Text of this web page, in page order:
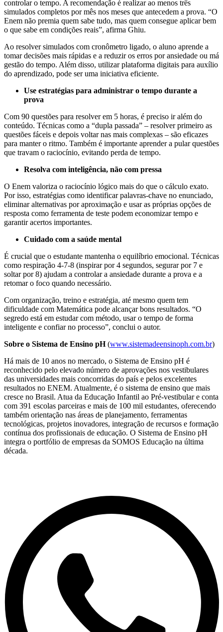
controlar o tempo. A recomendação é realizar ao menos três
simulados completos por mês nos meses que antecedem a prova. “O
Enem não premia quem sabe tudo, mas quem consegue aplicar bem
o que sabe em condições reais”, afirma Ghiu.
Ao resolver simulados com cronômetro ligado, o aluno aprende a
tomar decisões mais rápidas e a reduzir os erros por ansiedade ou má
gestão do tempo. Além disso, utilizar plataforma digitais para auxílio
do aprendizado, pode ser uma iniciativa eficiente.
Use estratégias para administrar o tempo durante a
prova
Com 90 questões para resolver em 5 horas, é preciso ir além do
conteúdo. Técnicas como a “dupla passada” – resolver primeiro as
questões fáceis e depois voltar nas mais complexas – são eficazes
para manter o ritmo. Também é importante aprender a pular questões
que travam o raciocínio, evitando perda de tempo.
Resolva com inteligência, não com pressa
O Enem valoriza o raciocínio lógico mais do que o cálculo exato.
Por isso, estratégias como identificar palavras-chave no enunciado,
eliminar alternativas por aproximação e usar as próprias opções de
resposta como ferramenta de teste podem economizar tempo e
garantir acertos importantes.
Cuidado com a saúde mental
É crucial que o estudante mantenha o equilíbrio emocional. Técnicas
como respiração 4-7-8 (inspirar por 4 segundos, segurar por 7 e
soltar por 8) ajudam a controlar a ansiedade durante a prova e a
retomar o foco quando necessário.
Com organização, treino e estratégia, até mesmo quem tem
dificuldade com Matemática pode alcançar bons resultados. “O
segredo está em estudar com método, usar o tempo de forma
inteligente e confiar no processo”, conclui o autor.
Sobre o Sistema de Ensino pH(www.sistemadeensinoph.com.br)
Há mais de 10 anos no mercado, o Sistema de Ensino pH é
reconhecido pelo elevado número de aprovações nos vestibulares
das universidades mais concorridas do país e pelos excelentes
resultados no ENEM. Atualmente, é o sistema de ensino que mais
cresce no Brasil. Atua da Educação Infantil ao Pré-vestibular e conta
com 391 escolas parceiras e mais de 100 mil estudantes, oferecendo
também orientação nas áreas de planejamento, ferramentas
tecnológicas, projetos inovadores, integração de recursos e formação
contínua dos profissionais de educação. O Sistema de Ensino pH
integra o portfólio de empresas da SOMOS Educação na última
década.